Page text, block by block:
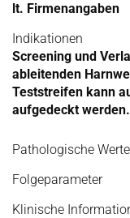
lt. Firmenangaben
Indikationen
Screening und
ableitenden
Teststreifen kann
aufgedeckt werden.
Pathologische Werte
Folgeparameter
Klinische